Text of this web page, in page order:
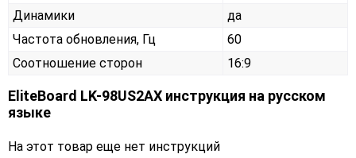
Динамики
да
Частота обновления, Гц
60
Соотношение сторон
16:9
EliteBoard LK-98US2AX инструкция на русском
языке
На этот товар еще нет инструкций